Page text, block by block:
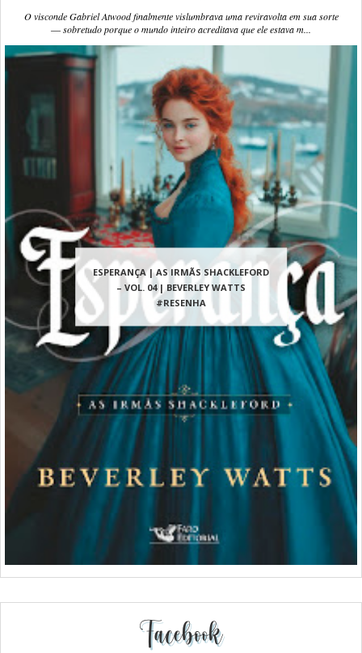
ESPERANÇA | AS IRMÃS SHACKLEFORD
– VOL. 04 | BEVERLEY WATTS
#RESENHA
O visconde Gabriel Atwood finalmente vislumbrava uma reviravolta em sua sorte
― sobretudo porque o mundo inteiro acreditava que ele estava m...
Facebook